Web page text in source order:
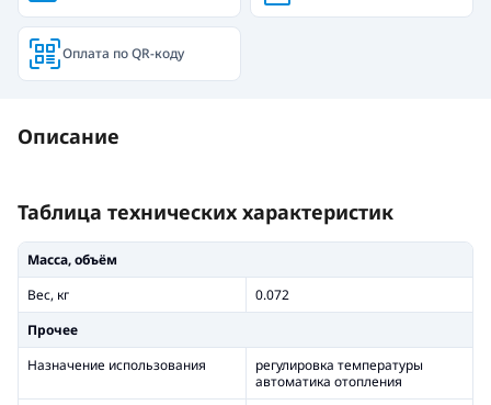
Оплата по QR-коду
Описание
Таблица технических характеристик
Масса, объём
Вес, кг
0.072
Прочее
Назначение использования
регулировка температуры
автоматика отопления